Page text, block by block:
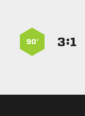
:
90’